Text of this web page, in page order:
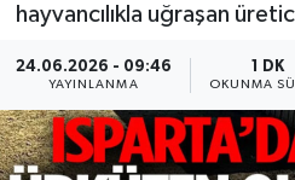
hayvancılıkla uğraşan
24.06.2026 - 09:46
YAYINLANMA
1 DK
OKUNMA
GENEL
Güncel
Haber Arşivi